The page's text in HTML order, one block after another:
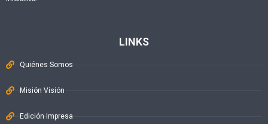
LINKS
Quiénes Somos
Misión Visión
Edición Impresa